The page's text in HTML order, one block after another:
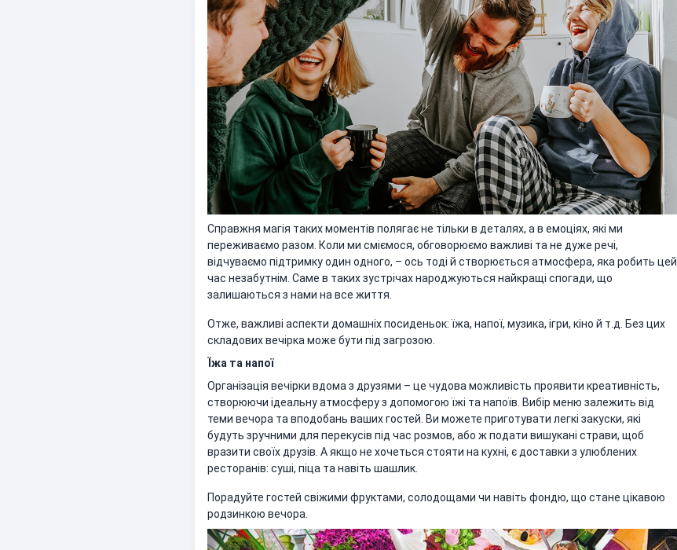
Справжня магія таких моментів полягає не тільки в деталях, а в емоціях, які ми
переживаємо разом. Коли ми сміємося, обговорюємо важливі та не дуже речі,
відчуваємо підтримку один одного, – ось тоді й створюється атмосфера, яка робить цей
час незабутнім. Саме в таких зустрічах народжуються найкращі спогади, що
залишаються з нами на все життя.
Отже, важливі аспекти домашніх посиденьок: їжа, напої, музика, ігри, кіно й т.д. Без цих
складових вечірка може бути під загрозою.
Їжа та напої
Організація вечірки вдома з друзями – це чудова можливість проявити креативність,
створюючи ідеальну атмосферу з допомогою їжі та напоїв. Вибір меню залежить від
теми вечора та вподобань ваших гостей. Ви можете приготувати легкі закуски, які
будуть зручними для перекусів під час розмов, або ж подати вишукані страви, щоб
вразити своїх друзів. А якщо не хочеться стояти на кухні, є доставки з улюблених
ресторанів: суші, піца та навіть шашлик.
Порадуйте гостей свіжими фруктами, солодощами чи навіть фондю, що стане цікавою
родзинкою вечора.